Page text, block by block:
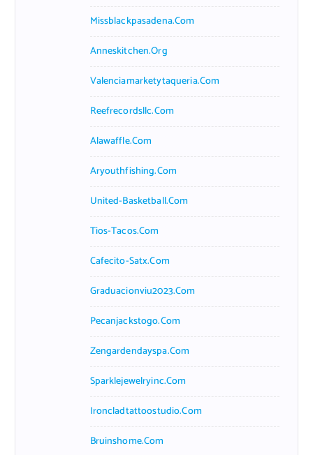
Missblackpasadena.com
Anneskitchen.org
Valenciamarketytaqueria.com
Reefrecordsllc.com
Alawaffle.com
Aryouthfishing.com
United-Basketball.com
Tios-Tacos.com
Cafecito-Satx.com
Graduacionviu2023.com
Pecanjackstogo.com
Zengardendayspa.com
Sparklejewelryinc.com
Ironcladtattoostudio.com
Bruinshome.com